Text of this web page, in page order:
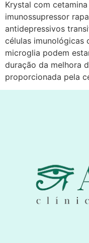
Krystal com
imunossupressor
antidepressivos
células imunológicas
microglia podem
duração da melhora
proporcionada pela